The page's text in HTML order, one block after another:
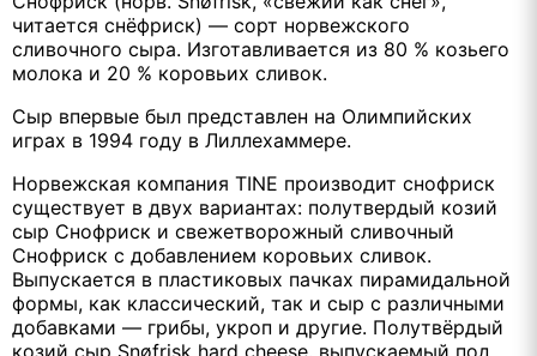
читается снёфриск) — сорт норвежского
сливочного сыра. Изготавливается из 80 % козьего
молока и 20 % коровьих сливок.
Сыр впервые был представлен на Олимпийских
играх в 1994 году в Лиллехаммере.
Норвежская компания TINE производит снофриск
существует в двух вариантах: полутвердый козий
сыр Снофриск и свежетворожный сливочный
Снофриск с добавлением коровьих сливок.
Выпускается в пластиковых пачках пирамидальной
формы, как классический, так и сыр с различными
добавками — грибы, укроп и другие. Полутвёрдый